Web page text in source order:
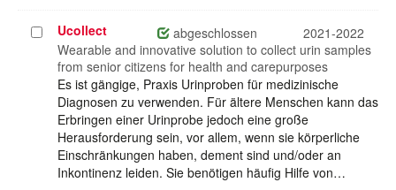
Projekt
auswählen
Ucollect abgeschlossen
2021-2022
Wearable and innovative solution to collect urin samples
from senior citizens for health and carepurposes
Es ist gängige, Praxis Urinproben für medizinische
Diagnosen zu verwenden. Für ältere Menschen kann das
Erbringen einer Urinprobe jedoch eine große
Herausforderung sein, vor allem, wenn sie körperliche
Einschränkungen haben, dement sind und/oder an
Inkontinenz leiden. Sie benötigen häufig Hilfe von…